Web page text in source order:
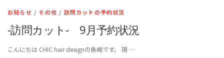
お知らせ / その他 / 訪問カットの予約状況
-訪問カット- 9月予約状況
こんにちは CHIC hair designの魚崎です。 現 …